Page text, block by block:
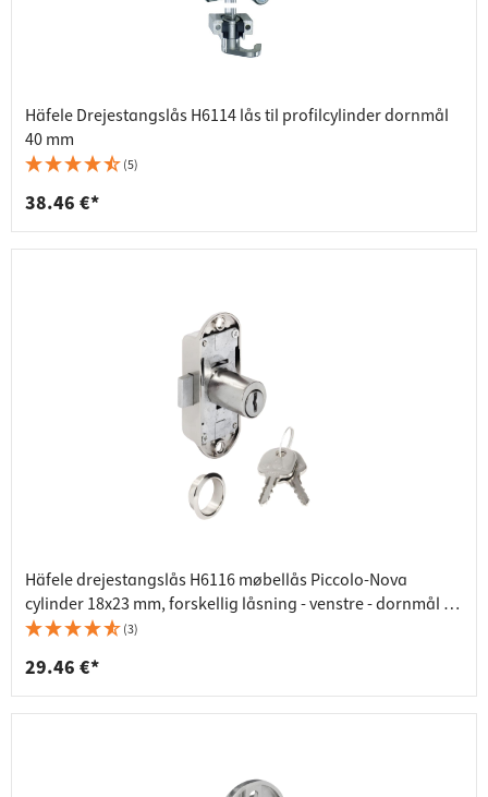
Häfele Drejestangslås H6114 lås til profilcylinder dornmål
40 mm
(5)
38.46 €*
Häfele drejestangslås H6116 møbellås Piccolo-Nova
cylinder 18x23 mm, forskellig låsning - venstre - dornmål 15
mm
(3)
29.46 €*